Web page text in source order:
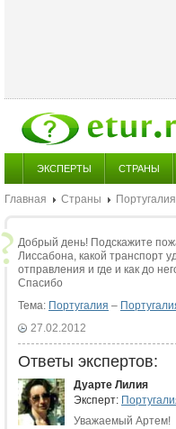
ЭКСПЕРТЫ СТРАНЫ
Главная Страны Португалия
Добрый день! Подскажите
Лиссабона, какой транспорт
отправления и где и как до
Спасибо
Тема: Португалия –
27.02.2012
Ответы экспертов:
Дуарте Лилия
Эксперт:
Уважаемый Артем!